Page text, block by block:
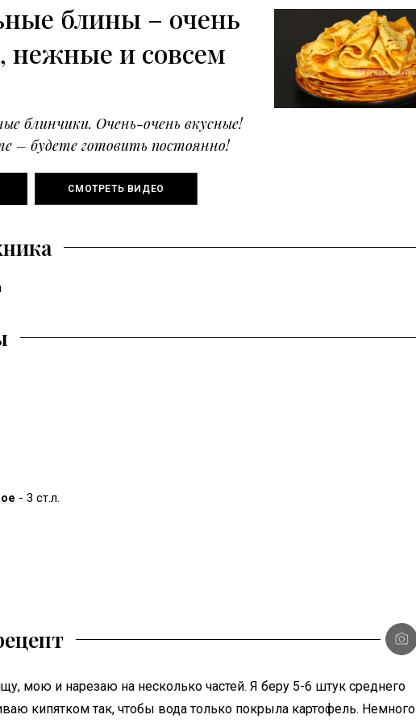
блины – очень
нежные и совсем
блинчики. Очень-очень вкусные!
– будете готовить постоянно!
СМОТРЕТЬ ВИДЕО
3 ст.л.
мою и нарезаю на несколько частей. Я беру 5-6 штук среднего
кипятком так, чтобы вода только покрыла картофель. Немного